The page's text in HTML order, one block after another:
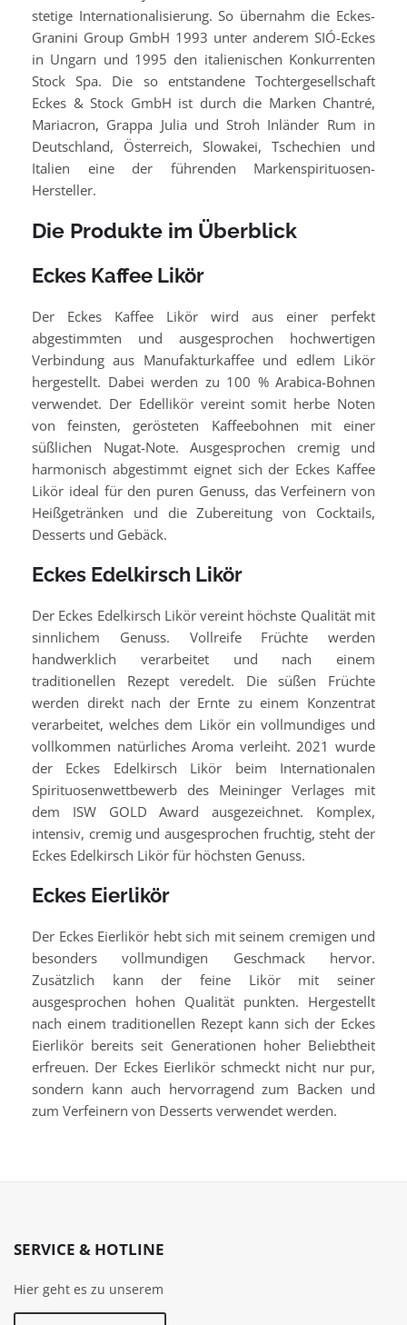
stetige Internationalisierung. So übernahm die Eckes-
Granini Group GmbH 1993 unter anderem SIÓ-Eckes
in Ungarn und 1995 den italienischen Konkurrenten
Stock Spa. Die so entstandene Tochtergesellschaft
Eckes & Stock GmbH ist durch die Marken Chantré,
Mariacron, Grappa Julia und Stroh Inländer Rum in
Deutschland, Österreich, Slowakei, Tschechien und
Italien eine der führenden Markenspirituosen-
Hersteller.
Die Produkte im Überblick
Eckes Kaffee Likör
Der Eckes Kaffee Likör wird aus einer perfekt
abgestimmten und ausgesprochen hochwertigen
Verbindung aus Manufakturkaffee und edlem Likör
hergestellt. Dabei werden zu 100 % Arabica-Bohnen
verwendet. Der Edellikör vereint somit herbe Noten
von feinsten, gerösteten Kaffeebohnen mit einer
süßlichen Nugat-Note. Ausgesprochen cremig und
harmonisch abgestimmt eignet sich der Eckes Kaffee
Likör ideal für den puren Genuss, das Verfeinern von
Heißgetränken und die Zubereitung von Cocktails,
Desserts und Gebäck.
Eckes Edelkirsch Likör
Der Eckes Edelkirsch Likör vereint höchste Qualität mit
sinnlichem Genuss. Vollreife Früchte werden
handwerklich verarbeitet und nach einem
traditionellen Rezept veredelt. Die süßen Früchte
werden direkt nach der Ernte zu einem Konzentrat
verarbeitet, welches dem Likör ein vollmundiges und
vollkommen natürliches Aroma verleiht. 2021 wurde
der Eckes Edelkirsch Likör beim Internationalen
Spirituosenwettbewerb des Meininger Verlages mit
dem ISW GOLD Award ausgezeichnet. Komplex,
intensiv, cremig und ausgesprochen fruchtig, steht der
Eckes Edelkirsch Likör für höchsten Genuss.
Eckes Eierlikör
Der Eckes Eierlikör hebt sich mit seinem cremigen und
besonders vollmundigen Geschmack hervor.
Zusätzlich kann der feine Likör mit seiner
ausgesprochen hohen Qualität punkten. Hergestellt
nach einem traditionellen Rezept kann sich der Eckes
Eierlikör bereits seit Generationen hoher Beliebtheit
erfreuen. Der Eckes Eierlikör schmeckt nicht nur pur,
sondern kann auch hervorragend zum Backen und
zum Verfeinern von Desserts verwendet werden.
SERVICE & HOTLINE
Hier geht es zu unserem